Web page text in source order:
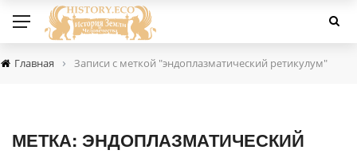
Главная › Записи с меткой "эндоплазматический ретикулум"
МЕТКА: ЭНДОПЛАЗМАТИЧЕСКИЙ